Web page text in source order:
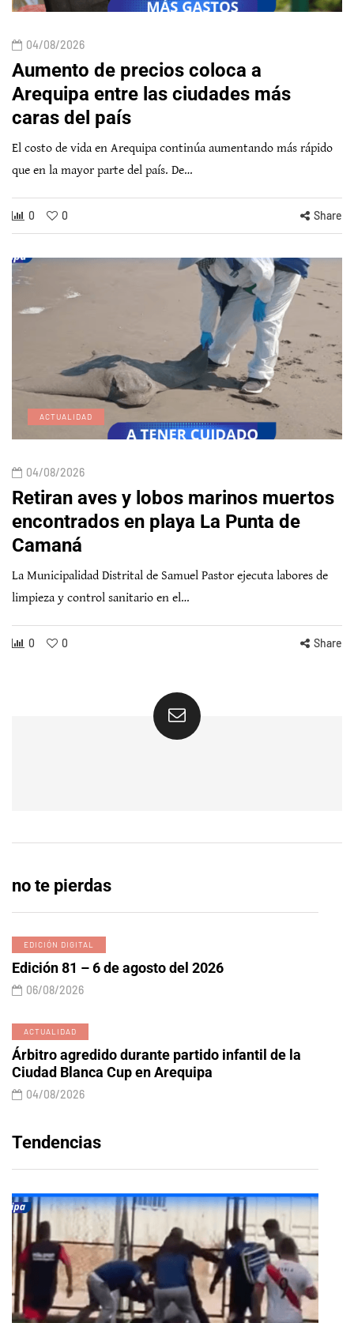
04/08/2026
Aumento de precios coloca a
Arequipa entre las ciudades más
caras del país
El costo de vida en Arequipa continúa aumentando más rápido
que en la mayor parte del país. De…
0 0 Share
ACTUALIDAD
04/08/2026
Retiran aves y lobos marinos muertos
encontrados en playa La Punta de
Camaná
La Municipalidad Distrital de Samuel Pastor ejecuta labores de
limpieza y control sanitario en el…
0 0 Share
no te pierdas
EDICIÓN DIGITAL
Edición 81 – 6 de agosto del 2026
06/08/2026
ACTUALIDAD
Árbitro agredido durante partido infantil de la
Ciudad Blanca Cup en Arequipa
04/08/2026
Tendencias